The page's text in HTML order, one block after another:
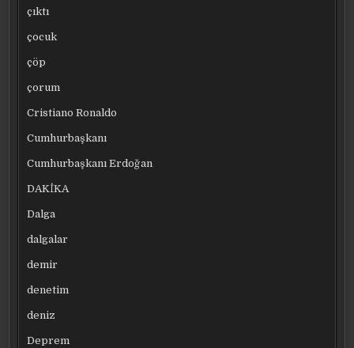
çıktı
çocuk
çöp
çorum
Cristiano Ronaldo
Cumhurbaşkanı
Cumhurbaşkanı Erdoğan
DAKİKA
Dalga
dalgalar
demir
denetim
deniz
Deprem